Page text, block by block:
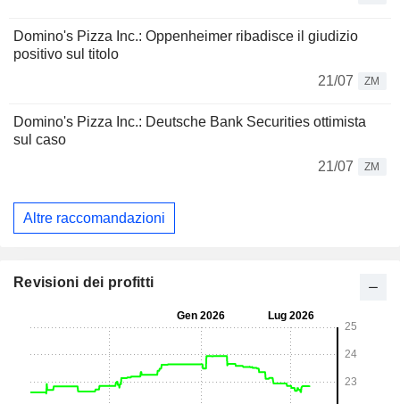
Domino's Pizza Inc.: Oppenheimer ribadisce il giudizio
positivo sul titolo
21/07
ZM
Domino's Pizza Inc.: Deutsche Bank Securities ottimista
sul caso
21/07
ZM
Altre raccomandazioni
Revisioni dei profitti